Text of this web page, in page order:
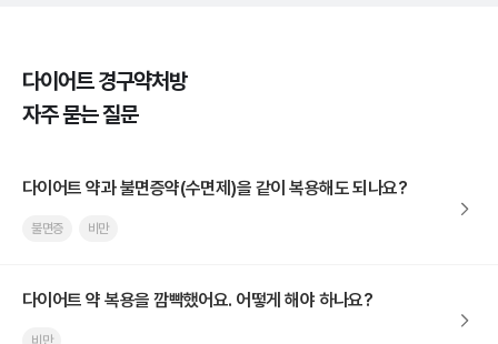
다이어트 경구약처방
자주 묻는 질문
다이어트 약과 불면증약(수면제)을 같이 복용해도 되나요?
불면증 비만
다이어트 약 복용을 깜빡했어요. 어떻게 해야 하나요?
비만